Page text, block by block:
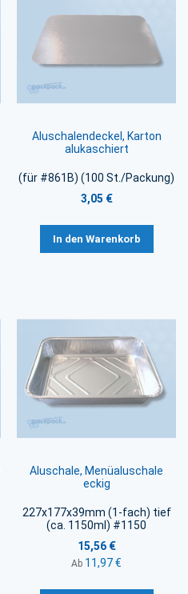
Aluschalendeckel, Karton
alukaschiert
(für #861B) (100 St./Packung)
3,05 €
In den Warenkorb
Aluschale, Menüaluschale
eckig
227x177x39mm (1-fach) tief
(ca. 1150ml) #1150
15,56 €
Ab 11,97 €